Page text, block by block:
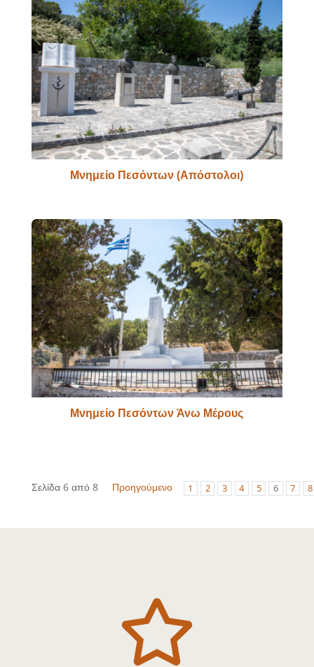
Μνημείο Πεσόντων (Απόστολοι)
Μνημείο Πεσόντων Άνω Μέρους
Σελίδα 6 από 8 Προηγούμενο 1 2 3 4 5 6 7 8
